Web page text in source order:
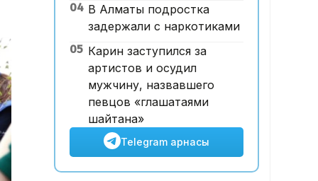
бұрынғы бас бапкері
басқаруы мүмкін
04 В Алматы подростка
задержали с наркотиками
05 Карин заступился за
артистов и осудил
мужчину, назвавшего
певцов «глашатаями
шайтана»
Telegram арнасы